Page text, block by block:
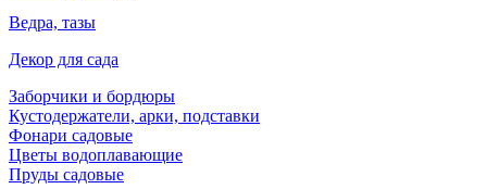
Ведра, тазы
Декор для сада
Заборчики и бордюры
Кустодержатели, арки, подставки
Фонари садовые
Цветы водоплавающие
Пруды садовые